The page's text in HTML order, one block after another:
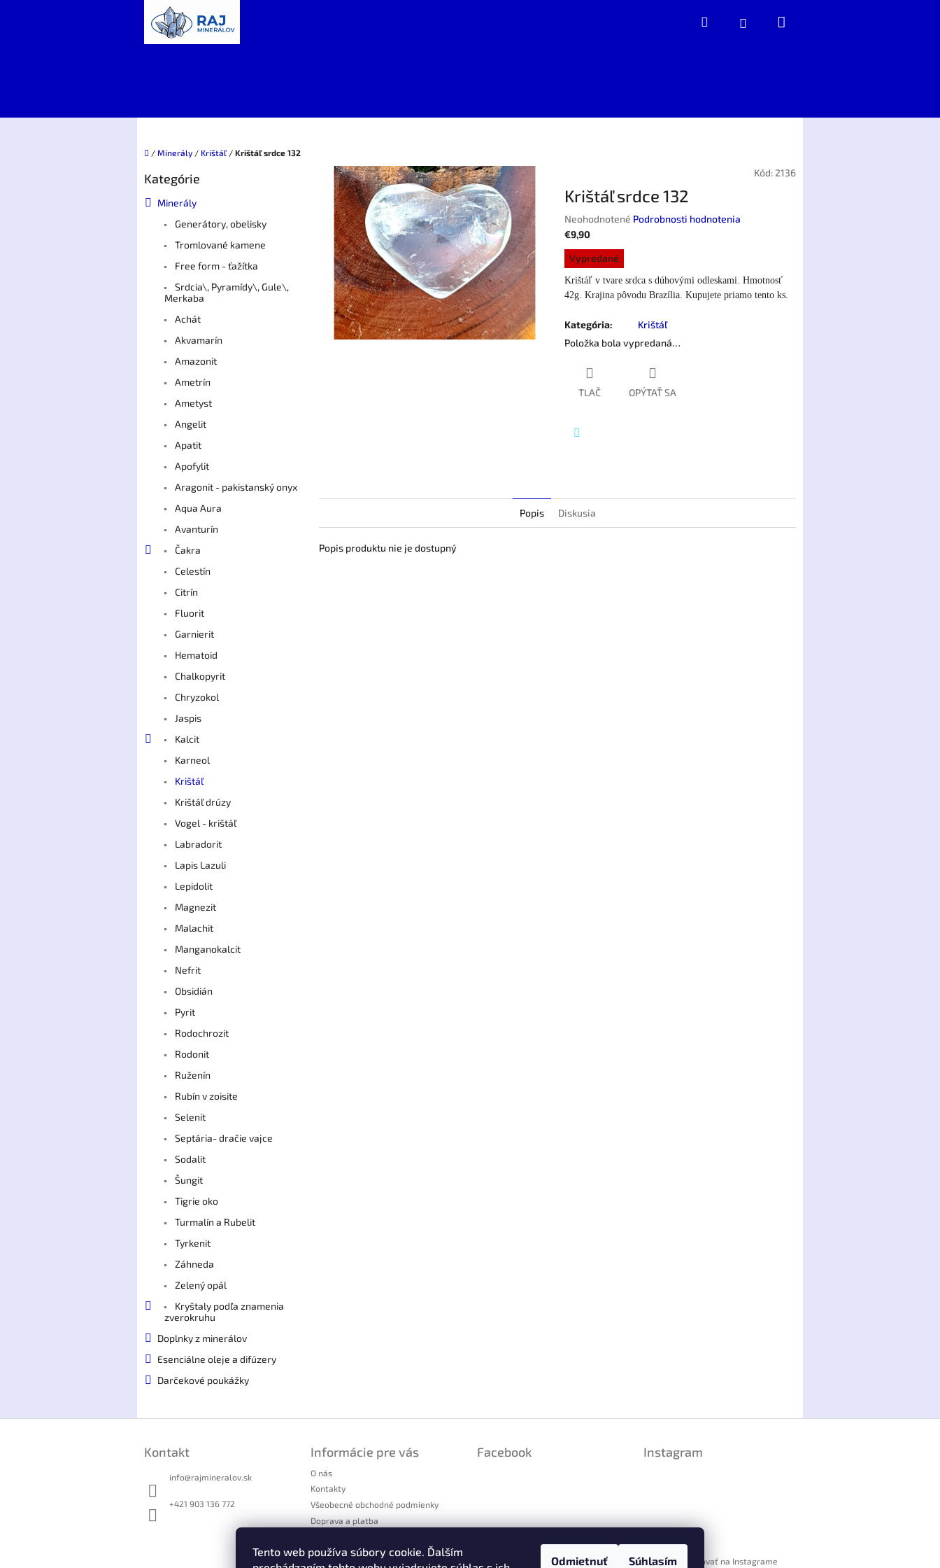
Tento web používa súbory cookie. Ďalším
Odmietnuť Súhlasím
HľadaťPrihlásenie
Domov
/ Minerály / Krištáľ / Krištáľ srdce 132
Preskočiť
Kategórie
Minerály
Generátory, obelisky
Tromlované kamene
Free form - ťažítka
Srdcia\, Pyramídy\, Gule\,
Merkaba
Achát
Akvamarín
Amazonit
Ametrín
Ametyst
Angelit
Apatit
Apofylit
Aragonit - pakistanský onyx
Aqua Aura
Avanturín
Čakra
Celestín
Citrín
Fluorit
Garnierit
Hematoid
Chalkopyrit
Chryzokol
Jaspis
Kalcit
Karneol
Krištáľ
Krištáľ drúzy
Vogel - krištáľ
Labradorit
Lapis Lazuli
Lepidolit
Magnezit
Malachit
Manganokalcit
Nefrit
Obsidián
Pyrit
Rodochrozit
Rodonit
Ruženín
Rubín v zoisite
Selenit
Septária- dračie vajce
Sodalit
Šungit
Tigrie oko
Turmalín a Rubelit
Tyrkenit
Záhneda
Zelený opál
Kryštaly podľa znamenia
zverokruhu
Doplnky z minerálov
Esenciálne oleje a difúzery
Darčekové poukážky
Kód: 2136
Krištáľ srdce 132
Priemerné
hodnotenie
je
0,0
5
Neohodnotené Podrobnosti hodnotenia
€9,90
Jednotková
cena:
Vypredané
Krištáľ v tvare srdca s dúhovými odleskami. Hmotnosť
42g. Krajina pôvodu Brazília. Kupujete priamo tento ks.
Kategória:
Krištáľ
Položka bola vypredaná…
TLAČ OPÝTAŤ SA
Popis Diskusia
Popis produktu nie je dostupný
Kontakt
info@rajmineralov.sk
+421 903 136 772
Informácie pre vás
O nás
Kontakty
Všeobecné obchodné podmienky
Doprava a platba
Reklamačný poriadok
Facebook Instagram
Sledovať na Instagrame